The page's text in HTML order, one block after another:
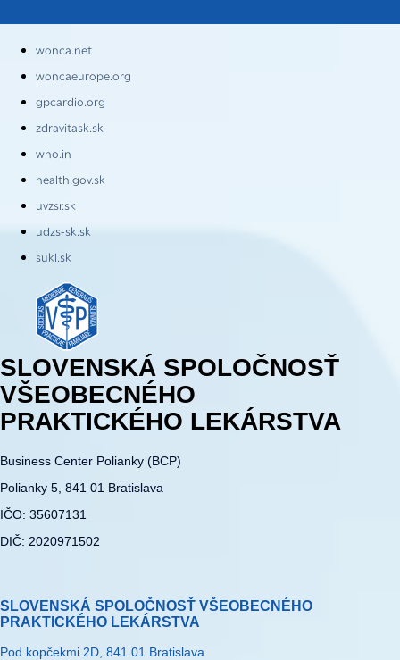
wonca.net
woncaeurope.org
gpcardio.org
zdravitask.sk
who.in
health.gov.sk
uvzsr.sk
udzs-sk.sk
sukl.sk
SLOVENSKÁ SPOLOČNOSŤ
VŠEOBECNÉHO
PRAKTICKÉHO LEKÁRSTVA
Business Center Polianky (BCP)
Polianky 5, 841 01 Bratislava
IČO: 35607131
DIČ: 2020971502
SLOVENSKÁ SPOLOČNOSŤ VŠEOBECNÉHO
PRAKTICKÉHO LEKÁRSTVA
Pod kopčekmi 2D, 841 01 Bratislava